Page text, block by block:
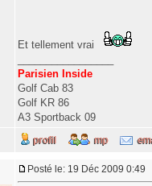
Et tellement vrai
Parisien Inside
Golf Cab 83
Golf KR 86
A3 Sportback 09
Posté le: 19 Déc 2009 0:49